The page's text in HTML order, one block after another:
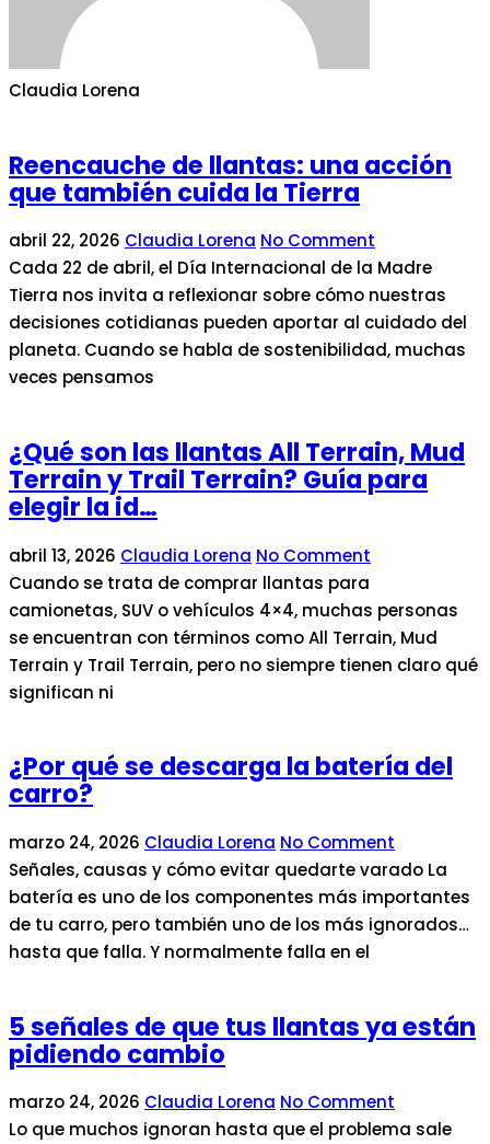
Claudia Lorena
Reencauche de llantas: una acción
que también cuida la Tierra
abril 22, 2026 Claudia Lorena No Comment
Cada 22 de abril, el Día Internacional de la Madre
Tierra nos invita a reflexionar sobre cómo nuestras
decisiones cotidianas pueden aportar al cuidado del
planeta. Cuando se habla de sostenibilidad, muchas
veces pensamos
¿Qué son las llantas All Terrain, Mud
Terrain y Trail Terrain? Guía para
elegir la id…
abril 13, 2026 Claudia Lorena No Comment
Cuando se trata de comprar llantas para
camionetas, SUV o vehículos 4×4, muchas personas
se encuentran con términos como All Terrain, Mud
Terrain y Trail Terrain, pero no siempre tienen claro qué
significan ni
¿Por qué se descarga la batería del
carro?
marzo 24, 2026 Claudia Lorena No Comment
Señales, causas y cómo evitar quedarte varado La
batería es uno de los componentes más importantes
de tu carro, pero también uno de los más ignorados…
hasta que falla. Y normalmente falla en el
5 señales de que tus llantas ya están
pidiendo cambio
marzo 24, 2026 Claudia Lorena No Comment
Lo que muchos ignoran hasta que el problema sale